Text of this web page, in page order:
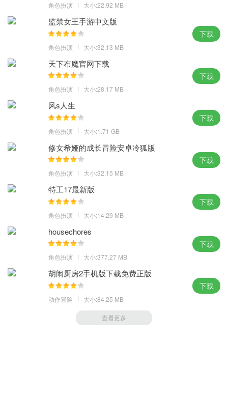
角色扮演 大小:22.92 MB
监禁女王手游中文版
角色扮演 大小:32.13 MB
下载
天下布魔官网下载
角色扮演 大小:28.17 MB
下载
风s人生
角色扮演 大小:1.71 GB
下载
修女希娅的成长冒险安卓冷狐版
角色扮演 大小:32.15 MB
下载
特工17最新版
角色扮演 大小:14.29 MB
下载
housechores
角色扮演 大小:377.27 MB
下载
胡闹厨房2手机版下载免费正版
动作冒险 大小:84.25 MB
下载
查看更多